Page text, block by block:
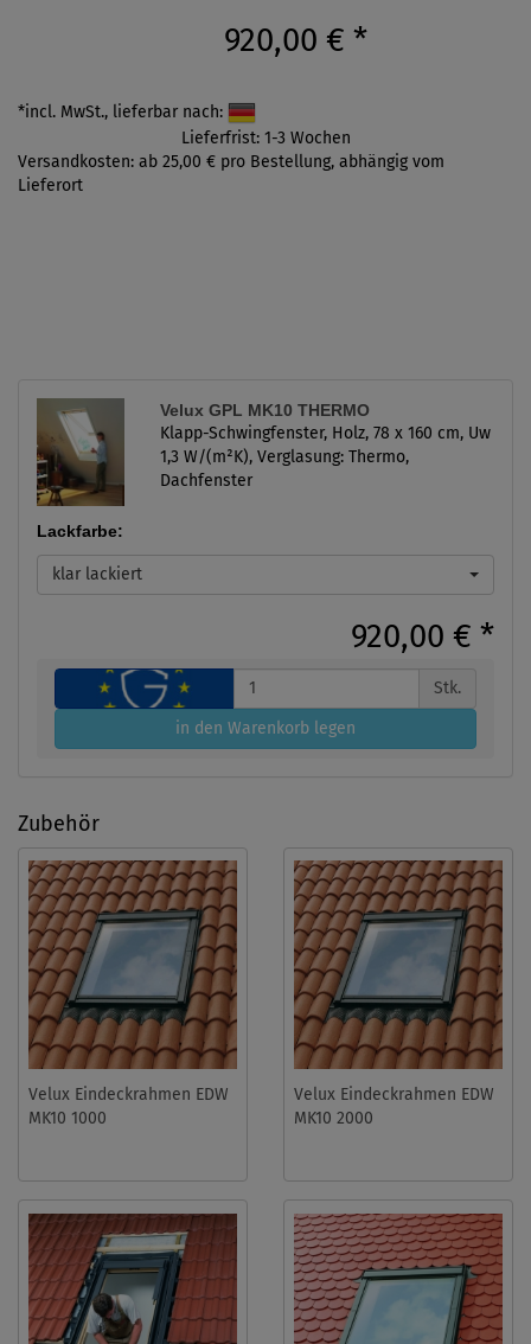
920,00 € *
*incl. MwSt., lieferbar nach:
Lieferfrist: 1-3 Wochen
Versandkosten: ab 25,00 € pro Bestellung, abhängig vom
Lieferort
Velux GPL MK10 THERMO
Klapp-Schwingfenster, Holz, 78 x 160 cm, Uw
1,3 W/(m²K), Verglasung: Thermo,
Dachfenster
Lackfarbe:
klar lackiert
920,00 € *
Stk.
in den Warenkorb legen
Zubehör
Velux Eindeckrahmen EDW
MK10 1000
Velux Eindeckrahmen EDW
MK10 2000